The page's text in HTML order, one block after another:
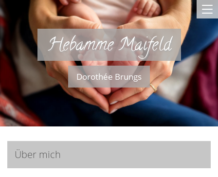
Hebamme Maifeld
Dorothée Brungs
Über mich